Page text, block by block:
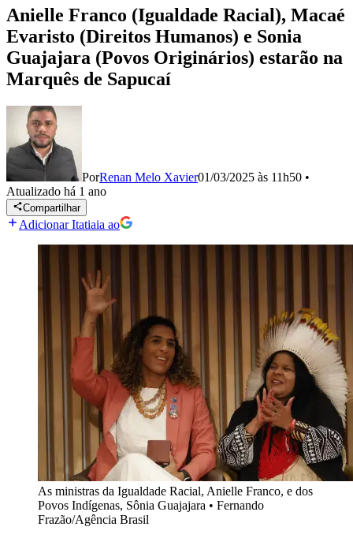
Anielle Franco (Igualdade Racial), Macaé
Evaristo (Direitos Humanos) e Sonia
Guajajara (Povos Originários) estarão na
Marquês de Sapucaí
PorRenan Melo Xavier01/03/2025 às 11h50 •
Atualizado há 1 ano
Compartilhar
Adicionar Itatiaia ao
As ministras da Igualdade Racial, Anielle Franco, e dos
Povos Indígenas, Sônia Guajajara • Fernando
Frazão/Agência Brasil